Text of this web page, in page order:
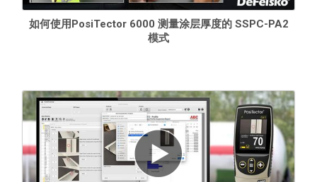
如何使用PosiTector 6000 测量涂层厚度的 SSPC-PA2
模式